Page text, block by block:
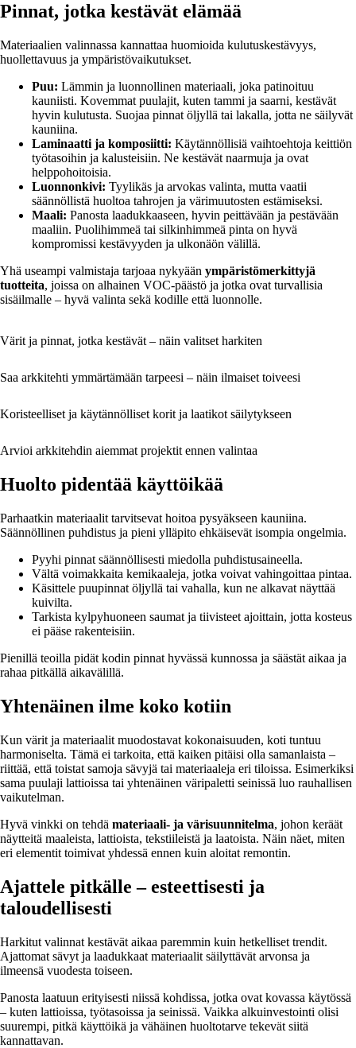
Pinnat, jotka kestävät elämää
Materiaalien valinnassa kannattaa huomioida kulutuskestävyys,
huollettavuus ja ympäristövaikutukset.
Puu: Lämmin ja luonnollinen materiaali, joka patinoituu
kauniisti. Kovemmat puulajit, kuten tammi ja saarni, kestävät
hyvin kulutusta. Suojaa pinnat öljyllä tai lakalla, jotta ne säilyvät
kauniina.
Laminaatti ja komposiitti: Käytännöllisiä vaihtoehtoja keittiön
työtasoihin ja kalusteisiin. Ne kestävät naarmuja ja ovat
helppohoitoisia.
Luonnonkivi: Tyylikäs ja arvokas valinta, mutta vaatii
säännöllistä huoltoa tahrojen ja värimuutosten estämiseksi.
Maali: Panosta laadukkaaseen, hyvin peittävään ja pestävään
maaliin. Puolihimmeä tai silkinhimmeä pinta on hyvä
kompromissi kestävyyden ja ulkonäön välillä.
Yhä useampi valmistaja tarjoaa nykyään ympäristömerkittyjä
tuotteita, joissa on alhainen VOC-päästö ja jotka ovat turvallisia
sisäilmalle – hyvä valinta sekä kodille että luonnolle.
Värit ja pinnat, jotka kestävät – näin valitset harkiten
Saa arkkitehti ymmärtämään tarpeesi – näin ilmaiset toiveesi
Koristeelliset ja käytännölliset korit ja laatikot säilytykseen
Arvioi arkkitehdin aiemmat projektit ennen valintaa
Huolto pidentää käyttöikää
Parhaatkin materiaalit tarvitsevat hoitoa pysyäkseen kauniina.
Säännöllinen puhdistus ja pieni ylläpito ehkäisevät isompia ongelmia.
Pyyhi pinnat säännöllisesti miedolla puhdistusaineella.
Vältä voimakkaita kemikaaleja, jotka voivat vahingoittaa pintaa.
Käsittele puupinnat öljyllä tai vahalla, kun ne alkavat näyttää
kuivilta.
Tarkista kylpyhuoneen saumat ja tiivisteet ajoittain, jotta kosteus
ei pääse rakenteisiin.
Pienillä teoilla pidät kodin pinnat hyvässä kunnossa ja säästät aikaa ja
rahaa pitkällä aikavälillä.
Yhtenäinen ilme koko kotiin
Kun värit ja materiaalit muodostavat kokonaisuuden, koti tuntuu
harmoniselta. Tämä ei tarkoita, että kaiken pitäisi olla samanlaista –
riittää, että toistat samoja sävyjä tai materiaaleja eri tiloissa. Esimerkiksi
sama puulaji lattioissa tai yhtenäinen väripaletti seinissä luo rauhallisen
vaikutelman.
Hyvä vinkki on tehdä materiaali- ja värisuunnitelma, johon keräät
näytteitä maaleista, lattioista, tekstiileistä ja laatoista. Näin näet, miten
eri elementit toimivat yhdessä ennen kuin aloitat remontin.
Ajattele pitkälle – esteettisesti ja
taloudellisesti
Harkitut valinnat kestävät aikaa paremmin kuin hetkelliset trendit.
Ajattomat sävyt ja laadukkaat materiaalit säilyttävät arvonsa ja
ilmeensä vuodesta toiseen.
Panosta laatuun erityisesti niissä kohdissa, jotka ovat kovassa käytössä
– kuten lattioissa, työtasoissa ja seinissä. Vaikka alkuinvestointi olisi
suurempi, pitkä käyttöikä ja vähäinen huoltotarve tekevät siitä
kannattavan.